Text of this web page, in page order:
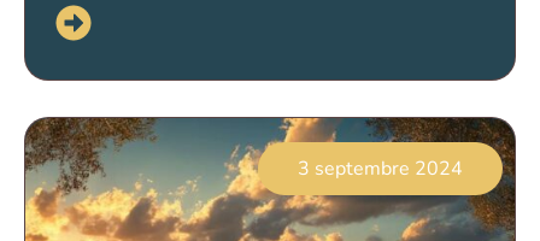
3 septembre 2024